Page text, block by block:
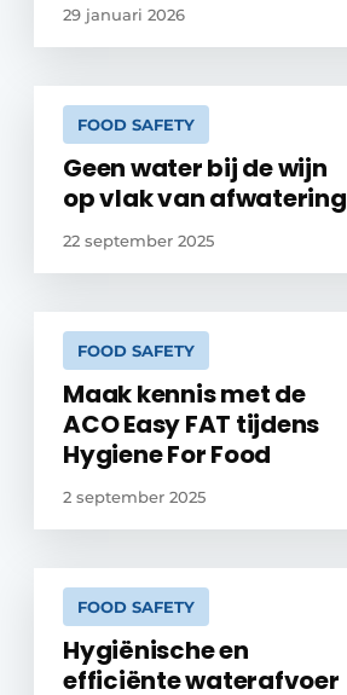
29 januari 2026
FOOD SAFETY
Geen water bij de wijn
op vlak van afwatering
22 september 2025
FOOD SAFETY
Maak kennis met de
ACO Easy FAT tijdens
Hygiene For Food
2 september 2025
FOOD SAFETY
Hygiënische en
efficiënte waterafvoer